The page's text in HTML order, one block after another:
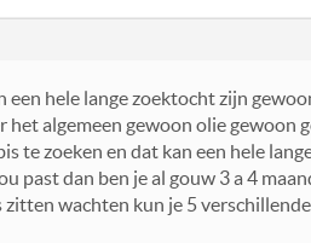
hele lange zoektocht zijn
algemeen gewoon olie gewoon
te zoeken en dat kan een hele
past dan ben je al gouw 3 a 4
wachten kun je 5